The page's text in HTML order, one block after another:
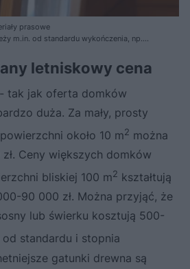
prasowe
m.in. od standardu wykończenia, np.
letniskowy cena
tak jak oferta domków
duża. Za mały, prosty
około 10 m2 można
Ceny większych domków
bliskiej 100 m2 kształtują
90 000 zł. Można przyjąć, że
lub świerku kosztują 500-
od standardu i stopnia
gatunki drewna są